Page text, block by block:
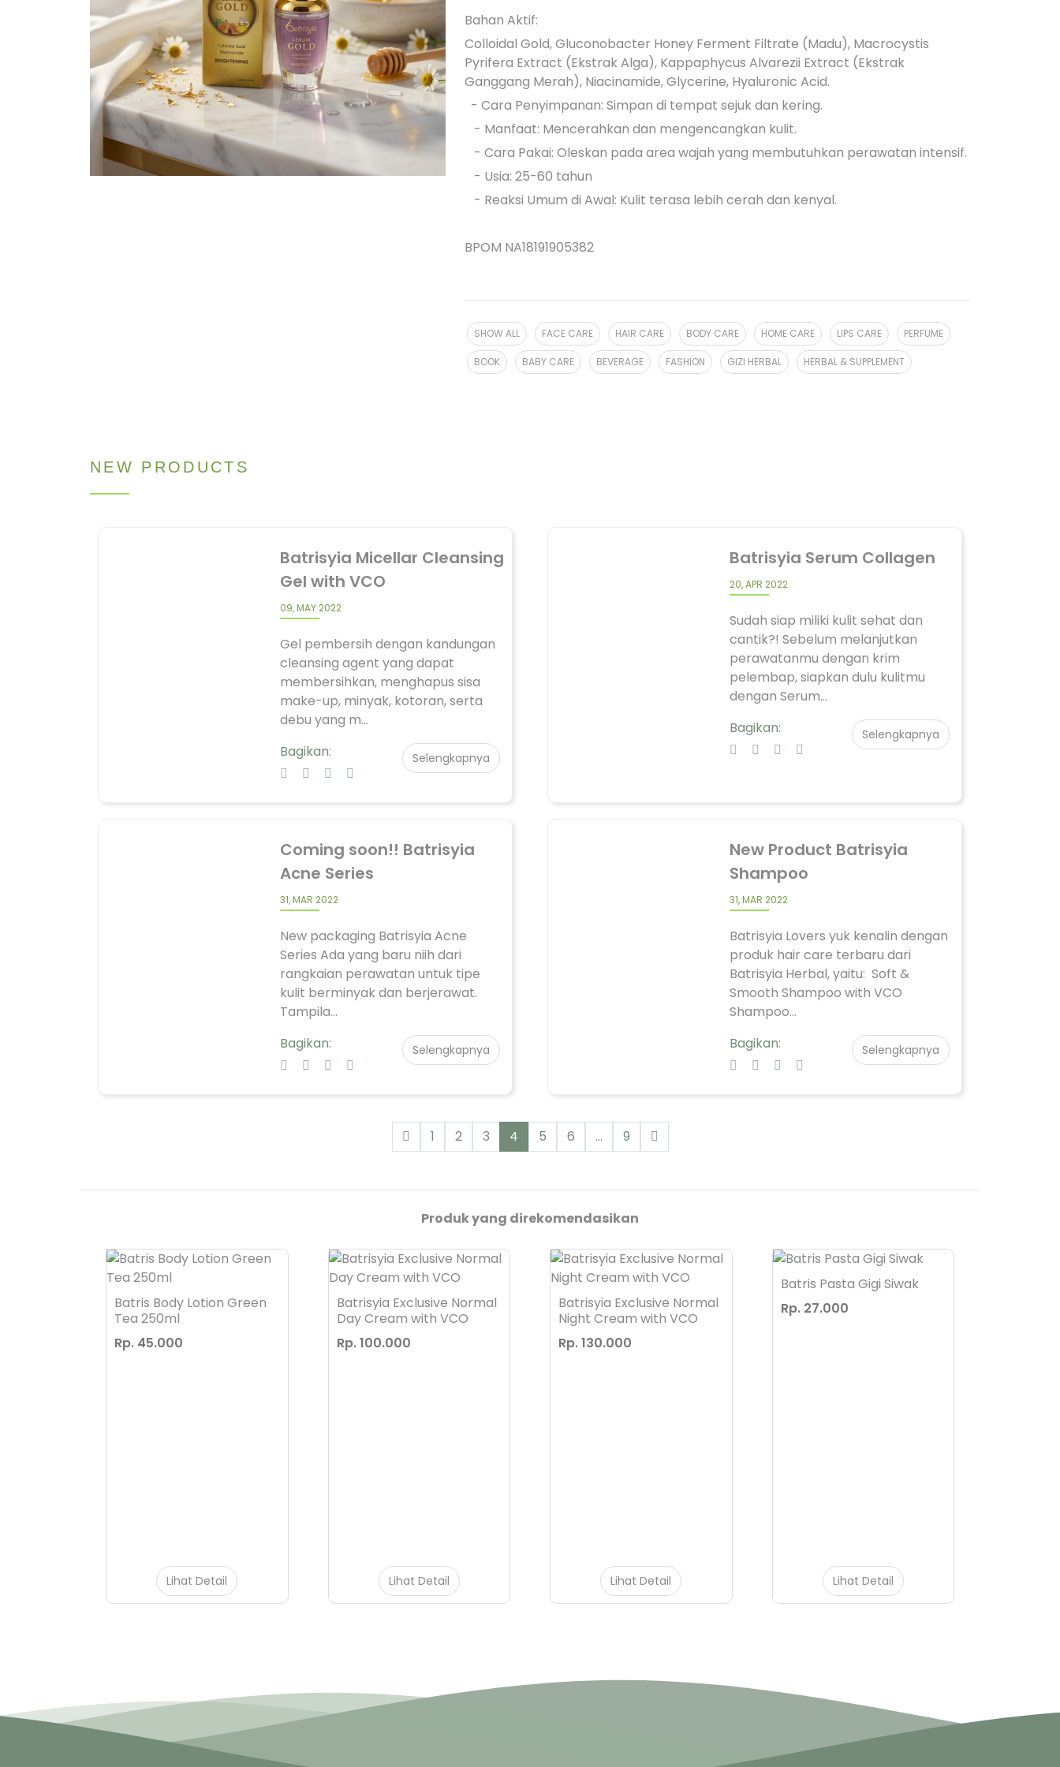
Bahan Aktif:
Colloidal Gold, Gluconobacter Honey Ferment Filtrate (Madu), Macrocystis
Pyrifera Extract (Ekstrak Alga), Kappaphycus Alvarezii Extract (Ekstrak
Ganggang Merah), Niacinamide, Glycerine, Hyaluronic Acid.
- Cara Penyimpanan: Simpan di tempat sejuk dan kering.
- Manfaat: Mencerahkan dan mengencangkan kulit.
- Cara Pakai: Oleskan pada area wajah yang membutuhkan perawatan intensif.
- Usia: 25-60 tahun
- Reaksi Umum di Awal: Kulit terasa lebih cerah dan kenyal.
BPOM NA18191905382
SHOW ALL FACE CARE HAIR CARE BODY CARE HOME CARE LIPS CARE PERFUME
BOOK BABY CARE BEVERAGE FASHION GIZI HERBAL HERBAL & SUPPLEMENT
NEW PRODUCTS
Batrisyia Micellar Cleansing
Gel with VCO
09, MAY 2022
Gel pembersih dengan kandungan
cleansing agent yang dapat
membersihkan, menghapus sisa
make-up, minyak, kotoran, serta
debu yang m...
Bagikan:
Selengkapnya
Batrisyia Serum Collagen
20, APR 2022
Sudah siap miliki kulit sehat dan
cantik?! Sebelum melanjutkan
perawatanmu dengan krim
pelembap, siapkan dulu kulitmu
dengan Serum...
Bagikan:
Selengkapnya
Coming soon!! Batrisyia
Acne Series
31, MAR 2022
New packaging Batrisyia Acne
Series Ada yang baru niih dari
rangkaian perawatan untuk tipe
kulit berminyak dan berjerawat.
Tampila...
Bagikan:
Selengkapnya
New Product Batrisyia
Shampoo
31, MAR 2022
Batrisyia Lovers yuk kenalin dengan
produk hair care terbaru dari
Batrisyia Herbal, yaitu: Soft &
Smooth Shampoo with VCO
Shampoo...
Bagikan:
Selengkapnya
1 2 3 4 5 6 ... 9
Produk yang direkomendasikan
Batris Body Lotion Green
Tea 250ml
Rp. 45.000
Lihat Detail
Batrisyia Exclusive Normal
Day Cream with VCO
Rp. 100.000
Lihat Detail
Batrisyia Exclusive Normal
Night Cream with VCO
Rp. 130.000
Lihat Detail
Batris Pasta Gigi Siwak
Rp. 27.000
Lihat Detail